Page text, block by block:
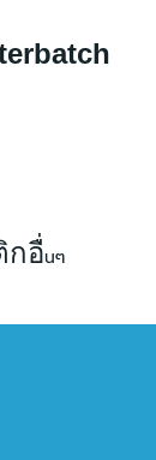
กอื่นๆ